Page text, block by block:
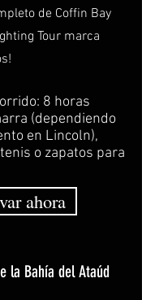
de Coffin Bay
Tour marca
8 horas
(dependiendo
en Lincoln),
o zapatos para
ahora
la Bahía del Ataúd